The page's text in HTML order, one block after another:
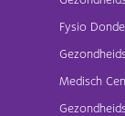
Fysio
Medisch